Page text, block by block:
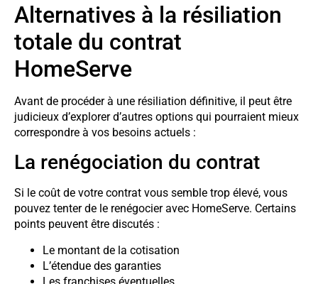
Alternatives à la résiliation
totale du contrat
HomeServe
Avant de procéder à une résiliation définitive, il peut être
judicieux d’explorer d’autres options qui pourraient mieux
correspondre à vos besoins actuels :
La renégociation du contrat
Si le coût de votre contrat vous semble trop élevé, vous
pouvez tenter de le renégocier avec HomeServe. Certains
points peuvent être discutés :
Le montant de la cotisation
L’étendue des garanties
Les franchises éventuelles